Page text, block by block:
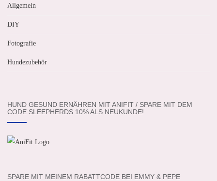
Allgemein
DIY
Fotografie
Hundezubehör
HUND GESUND ERNÄHREN MIT ANIFIT / SPARE MIT DEM
CODE SLEEPHERDS 10% ALS NEUKUNDE!
SPARE MIT MEINEM RABATTCODE BEI EMMY & PEPE